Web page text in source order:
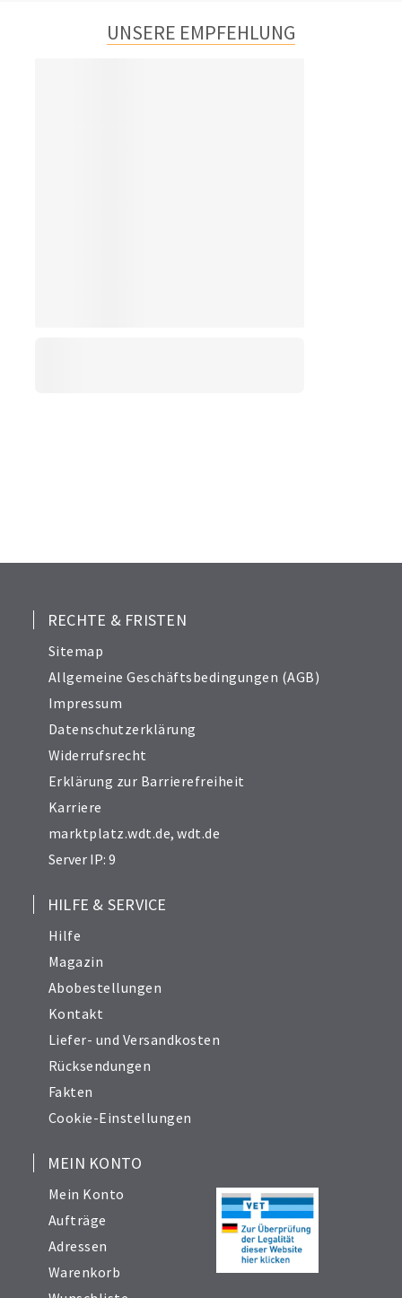
UNSERE EMPFEHLUNG
RECHTE & FRISTEN
Sitemap
Allgemeine Geschäftsbedingungen (AGB)
Impressum
Datenschutzerklärung
Widerrufsrecht
Erklärung zur Barrierefreiheit
Karriere
marktplatz.wdt.de,wdt.de
Server IP: 9
HILFE & SERVICE
Hilfe
Magazin
Abobestellungen
Kontakt
Liefer- und Versandkosten
Rücksendungen
Fakten
Cookie-Einstellungen
MEIN KONTO
Mein Konto
Aufträge
Adressen
Warenkorb